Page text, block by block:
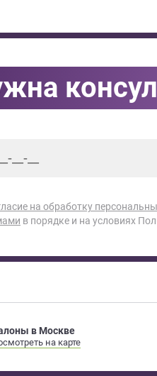
на обработку
в порядке и на условиях
в Москве
на карте